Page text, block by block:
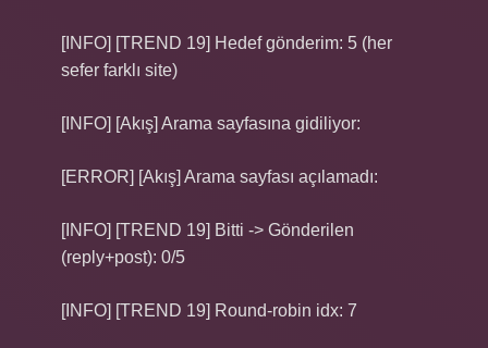
[INFO] [TREND 19] Hedef gönderim: 5 (her
sefer farklı site)
[INFO] [Akış] Arama sayfasına gidiliyor:
[ERROR] [Akış] Arama sayfası açılamadı:
[INFO] [TREND 19] Bitti -> Gönderilen
(reply+post): 0/5
[INFO] [TREND 19] Round-robin idx: 7